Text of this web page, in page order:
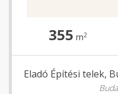
355 m2